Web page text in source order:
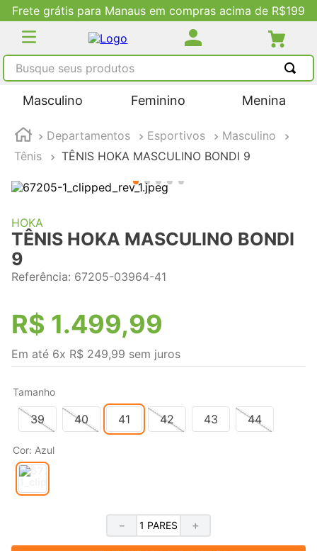
Frete grátis para Manaus em compras acima de R$199
Busque seus produtos
Masculino Feminino Menina
Departamentos Esportivos
Masculino
Tênis
TÊNIS HOKA MASCULINO BONDI 9
HOKA
TÊNIS HOKA MASCULINO BONDI
9
Referência: 67205-03964-41
R$ 1.499,99
Em até 6x R$ 249,99 sem juros
Tamanho
39 40 41 42 43 44
Cor: Azul
＋
－
TERMOS MAIS BUSCADOS
2
tenis feminino
4 º
adidas
5º